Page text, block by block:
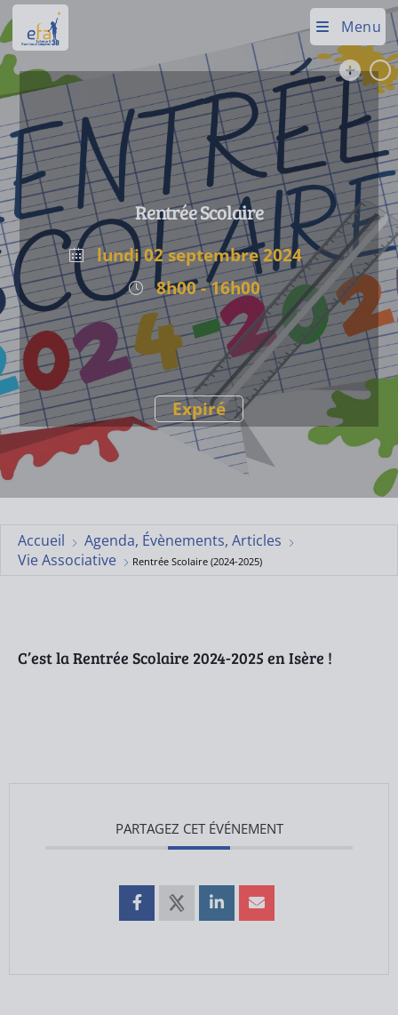
Menu
Rentrée Scolaire
lundi 02 septembre 2024
Expiré
8h00 - 16h00
Accueil
Agenda, Évènements, Articles
Vie Associative
Rentrée Scolaire (2024-2025)
C’est la Rentrée Scolaire 2024-2025 en Isère !
PARTAGEZ CET ÉVÉNEMENT